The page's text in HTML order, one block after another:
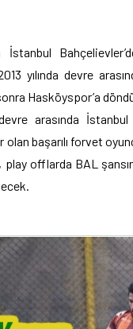
İstanbul
yılında devre
Hasköyspor’a
arasında
başarılı forvet
offlarda BAL